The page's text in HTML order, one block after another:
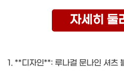
자세히 둘
1. **디자인**: 루나걸 문나인 셔츠